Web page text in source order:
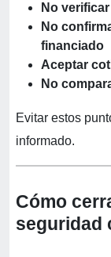
No
No
financiado
Aceptar
No
Evitar estos
informado.
Cómo
seguridad